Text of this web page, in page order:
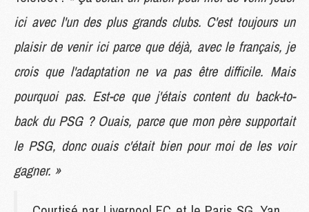
ici avec l'un des plus grands clubs. C'est toujours un
plaisir de venir ici parce que déjà, avec le français, je
crois que l'adaptation ne va pas être difficile. Mais
pourquoi pas. Est-ce que j'étais content du back-to-
back du PSG ? Ouais, parce que mon père supportait
le PSG, donc ouais c'était bien pour moi de les voir
gagner. »